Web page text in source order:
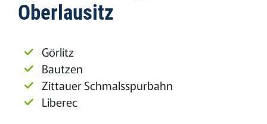
Oberlausitz
Görlitz
Bautzen
Zittauer Schmalsspurbahn
Liberec